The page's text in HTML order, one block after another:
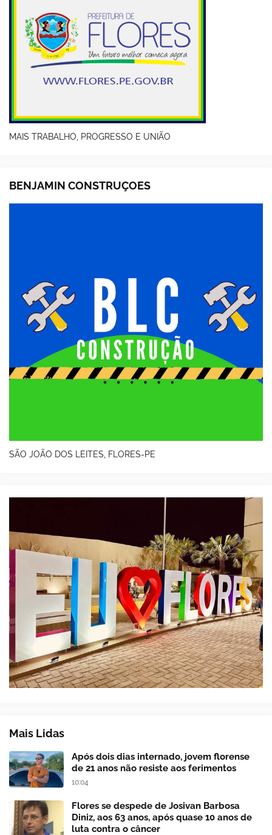
MAIS TRABALHO, PROGRESSO E UNIÃO
BENJAMIN CONSTRUÇOES
SÃO JOÃO DOS LEITES, FLORES-PE
Mais Lidas
Após dois dias internado, jovem florense
de 21 anos não resiste aos ferimentos
10:04
Flores se despede de Josivan Barbosa
Diniz, aos 63 anos, após quase 10 anos de
luta contra o câncer